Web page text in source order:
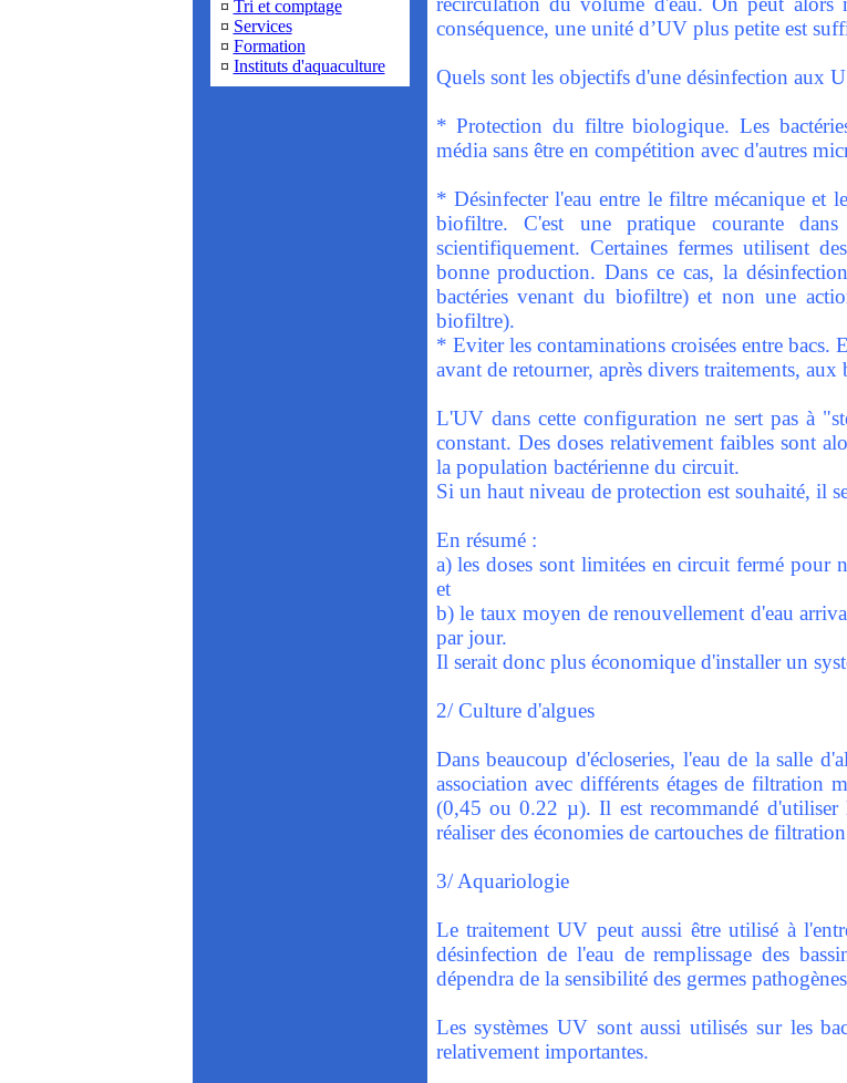
¤ Tri et comptage
¤ Services
¤ Formation
¤ Instituts d'aquaculture
conséquence, une unité d’UV plus petite est
Quels sont les objectifs d'une désinfection aux
* Protection du filtre biologique. Les
média sans être en compétition avec d'autres
* Désinfecter l'eau entre le filtre mécanique et
biofiltre. C'est une pratique courante
scientifiquement. Certaines fermes utilisent
bonne production. Dans ce cas, la
bactéries venant du biofiltre) et non une
biofiltre).
* Eviter les contaminations croisées entre bacs.
avant de retourner, après divers traitements, aux
L'UV dans cette configuration ne sert pas à
constant. Des doses relativement faibles sont
la population bactérienne du circuit.
Si un haut niveau de protection est souhaité, il
En résumé :
a) les doses sont limitées en circuit fermé pour
et
b) le taux moyen de renouvellement d'eau
par jour.
Il serait donc plus économique d'installer un
2/ Culture d'algues
Dans beaucoup d'écloseries, l'eau de la salle
association avec différents étages de filtration
(0,45 ou 0.22 µ). Il est recommandé
réaliser des économies de cartouches de
3/ Aquariologie
Le traitement UV peut aussi être utilisé à
désinfection de l'eau de remplissage des
dépendra de la sensibilité des germes
Les systèmes UV sont aussi utilisés sur les
relativement importantes.